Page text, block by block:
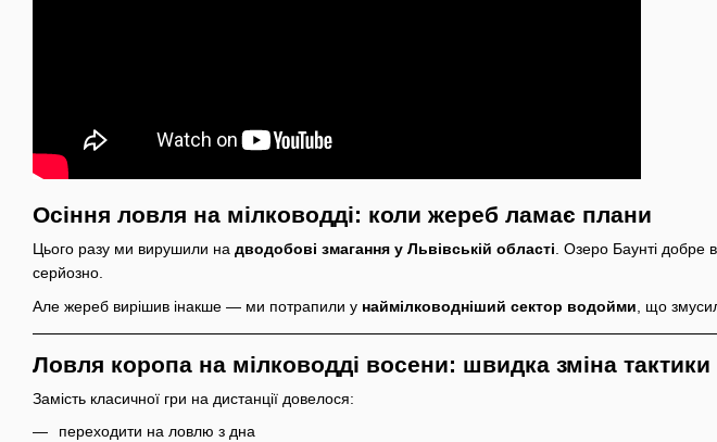
Осіння ловля на мілководді: коли жереб ламає плани
Цього разу ми вирушили на дводобові змагання у Львівській області. Озеро Баунті добре
серйозно.
Але жереб вирішив інакше — ми потрапили у наймілководніший сектор водойми , що
Ловля коропа на мілководді восени: швидка зміна тактики
Замість класичної гри на дистанції довелося:
переходити на ловлю з дна